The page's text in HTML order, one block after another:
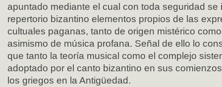
apuntado mediante el cual con toda seguridad se
repertorio bizantino elementos propios de las
cultuales paganas, tanto de origen mistérico
asimismo de música profana. Señal de ello lo
que tanto la teoría musical como el complejo
adoptado por el canto bizantino en sus
los griegos en la Antigüedad.